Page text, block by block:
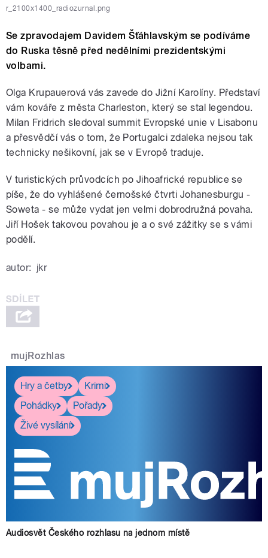
r_2100x1400_radiozurnal.png
Se zpravodajem Davidem Šťáhlavským se podíváme
do Ruska těsně před nedělními prezidentskými
volbami.
Olga Krupauerová vás zavede do Jižní Karolíny. Představí
vám kováře z města Charleston, který se stal legendou.
Milan Fridrich sledoval summit Evropské unie v Lisabonu
a přesvědčí vás o tom, že Portugalci zdaleka nejsou tak
technicky nešikovní, jak se v Evropě traduje.
V turistických průvodcích po Jihoafrické republice se
píše, že do vyhlášené černošské čtvrti Johanesburgu -
Soweta - se může vydat jen velmi dobrodružná povaha.
Jiří Hošek takovou povahou je a o své zážitky se s vámi
podělí.
autor: jkr
mujRozhlas
Hry a četby
Krimi
Pohádky
Pořady
Živé vysílání
Audiosvět Českého rozhlasu na jednom místě